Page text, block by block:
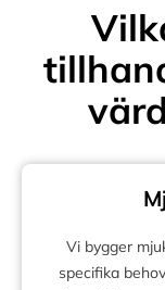
Vi bygger
specifika